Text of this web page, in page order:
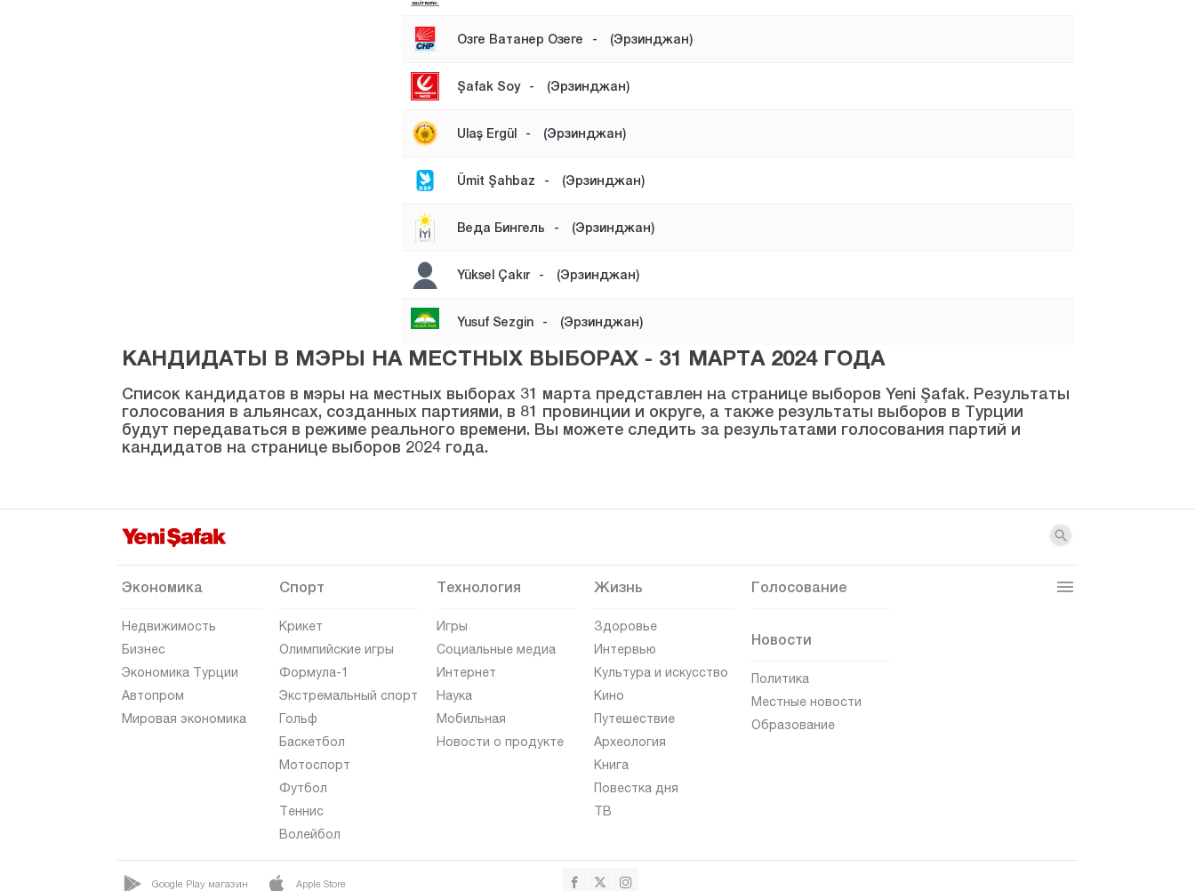
Коджаэли
Конья
Кютахья
Малатья
Мерсин
Нигде
Орду
Шанлыурфа
Озге Ватанер Озеге - (Эрзинджан)
Şafak Soy - (Эрзинджан)
Ulaş Ergül - (Эрзинджан)
Ümit Şahbaz - (Эрзинджан)
Веда Бингель - (Эрзинджан)
Yüksel Çakır - (Эрзинджан)
Yusuf Sezgin - (Эрзинджан)
КАНДИДАТЫ В МЭРЫ НА МЕСТНЫХ ВЫБОРАХ - 31 МАРТА 2024 ГОДА
Список кандидатов в мэры на местных выборах 31 марта представлен на странице выборов Yeni Şafak. Результаты
голосования в альянсах, созданных партиями, в 81 провинции и округе, а также результаты выборов в Турции
будут передаваться в режиме реального времени. Вы можете следить за результатами голосования партий и
кандидатов на странице выборов 2024 года.
Экономика
Недвижимость
Бизнес
Экономика Турции
Автопром
Мировая экономика
Спорт
Крикет
Олимпийские игры
Формула-1
Экстремальный спорт
Гольф
Баскетбол
Мотоспорт
Футбол
Теннис
Волейбол
Технология
Игры
Социальные медиа
Интернет
Наука
Мобильная
Новости о продукте
Жизнь
Здоровье
Интервью
Культура и искусство
Кино
Путешествие
Археология
Книга
Повестка дня
ТВ
Голосование
Новости
Политика
Местные новости
Образование
Google Play магазин Apple Store